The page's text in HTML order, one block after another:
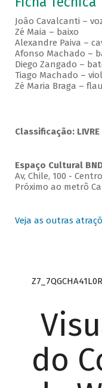
João Cavalcanti –
Zé Maia – baixo
Alexandre Paiva –
Afonso Machado –
Diego Zangado –
Tiago Machado –
Zé Maria Braga –
Classificação: LIVRE
Espaço Cultural
Av, Chile, 100 - Centro
Próximo ao metrô
Veja as outras
do